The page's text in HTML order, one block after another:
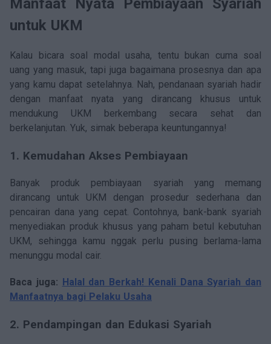
Manfaat Nyata Pembiayaan Syariah
untuk UKM
Kalau bicara soal modal usaha, tentu bukan cuma soal
uang yang masuk, tapi juga bagaimana prosesnya dan apa
yang kamu dapat setelahnya. Nah, pendanaan syariah hadir
dengan manfaat nyata yang dirancang khusus untuk
mendukung UKM berkembang secara sehat dan
berkelanjutan. Yuk, simak beberapa keuntungannya!
1. Kemudahan Akses Pembiayaan
Banyak produk pembiayaan syariah yang memang
dirancang untuk UKM dengan prosedur sederhana dan
pencairan dana yang cepat. Contohnya, bank-bank syariah
menyediakan produk khusus yang paham betul kebutuhan
UKM, sehingga kamu nggak perlu pusing berlama-lama
menunggu modal cair.
Baca juga: Halal dan Berkah! Kenali Dana Syariah dan
Manfaatnya bagi Pelaku Usaha
2. Pendampingan dan Edukasi Syariah